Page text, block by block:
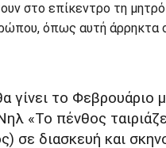
στο επίκεντρο τη
όπως αυτή άρρηκτα
γίνει το Φεβρουάριο
«Το πένθος
σε διασκευή και